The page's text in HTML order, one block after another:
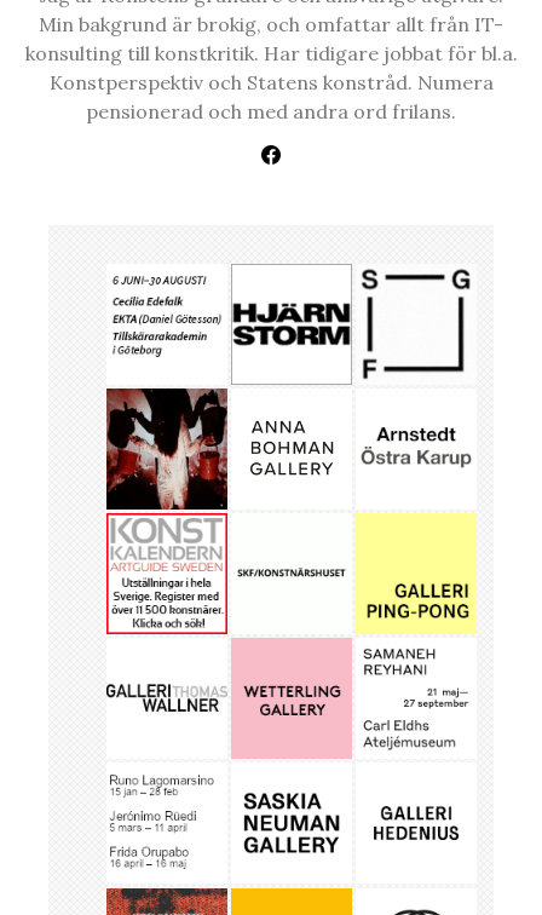
Min bakgrund är brokig, och omfattar allt från IT-
konsulting till konstkritik. Har tidigare jobbat för bl.a.
Konstperspektiv och Statens konstråd. Numera
pensionerad och med andra ord frilans.